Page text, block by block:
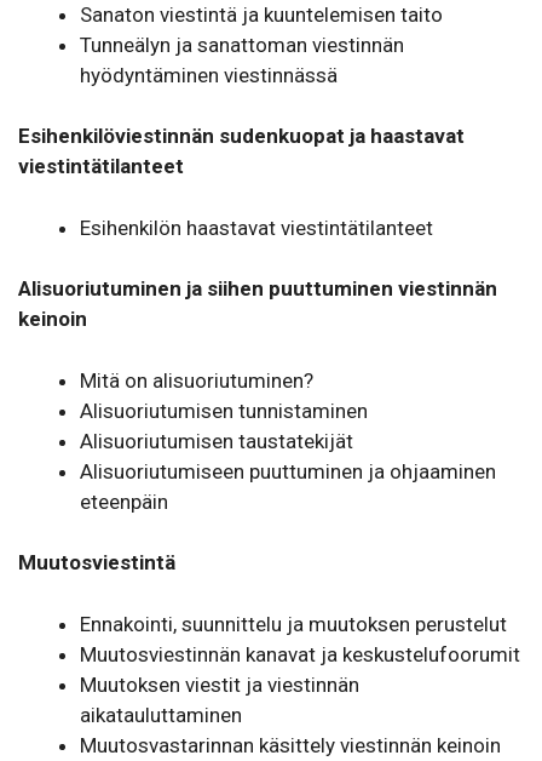
Sanaton viestintä ja kuuntelemisen taito
Tunneälyn ja sanattoman viestinnän
hyödyntäminen viestinnässä
Esihenkilöviestinnän sudenkuopat ja haastavat
viestintätilanteet
Esihenkilön haastavat viestintätilanteet
Alisuoriutuminen ja siihen puuttuminen viestinnän
keinoin
Mitä on alisuoriutuminen?
Alisuoriutumisen tunnistaminen
Alisuoriutumisen taustatekijät
Alisuoriutumiseen puuttuminen ja ohjaaminen
eteenpäin
Muutosviestintä
Ennakointi, suunnittelu ja muutoksen perustelut
Muutosviestinnän kanavat ja keskustelufoorumit
Muutoksen viestit ja viestinnän
aikatauluttaminen
Muutosvastarinnan käsittely viestinnän keinoin